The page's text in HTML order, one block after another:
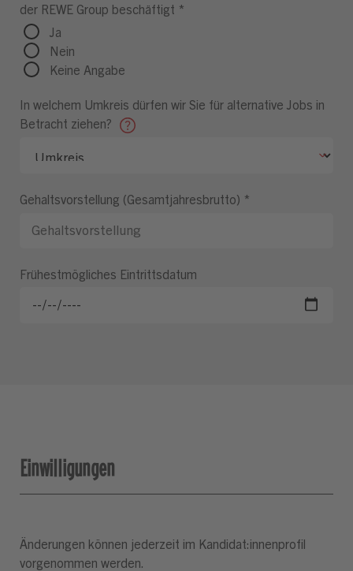
der REWE Group beschäftigt *
Ja
Nein
Keine Angabe
In welchem Umkreis dürfen wir Sie für alternative Jobs in
Betracht ziehen?
Gehaltsvorstellung (Gesamtjahresbrutto) *
Frühestmögliches Eintrittsdatum
Einwilligungen
Änderungen können jederzeit im Kandidat:innenprofil
vorgenommen werden.